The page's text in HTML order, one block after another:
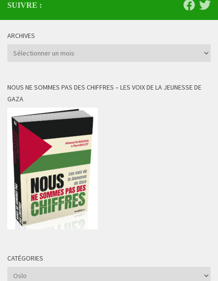
SUIVRE :
ARCHIVES
Archives
NOUS NE SOMMES PAS DES CHIFFRES – LES VOIX DE LA JEUNESSE DE
GAZA
CATÉGORIES
Catégories